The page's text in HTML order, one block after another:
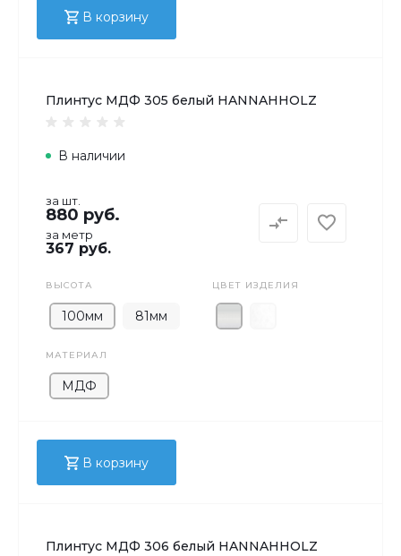
В корзину
Плинтус МДФ 305 белый HANNAHHOLZ
В наличии
за шт.
880 руб.
за метр
367 руб.
ВЫСОТА
100мм 81мм
ЦВЕТ ИЗДЕЛИЯ
МАТЕРИАЛ
МДФ
В корзину
Плинтус МДФ 306 белый HANNAHHOLZ